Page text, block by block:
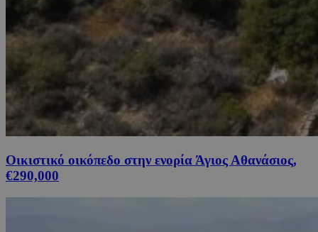
Οικιστικό οικόπεδο στην ενορία Άγιος Αθανάσιος,
€290,000